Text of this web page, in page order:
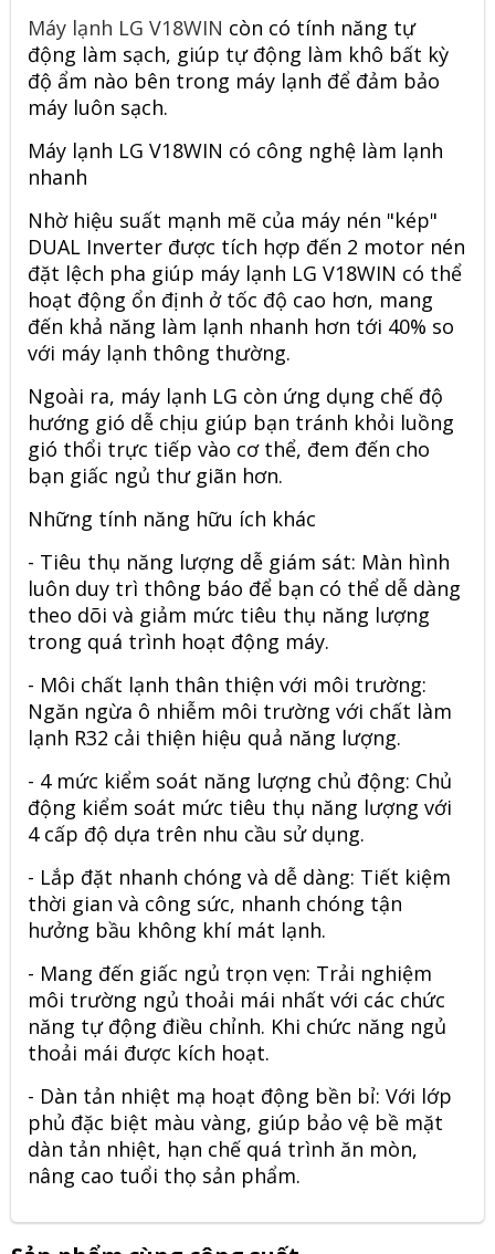
Máy lạnh LG V18WIN còn có tính năng tự
động làm sạch, giúp tự động làm khô bất kỳ
độ ẩm nào bên trong máy lạnh để đảm bảo
máy luôn sạch.
Máy lạnh LG V18WIN có công nghệ làm lạnh
nhanh
Nhờ hiệu suất mạnh mẽ của máy nén "kép"
DUAL Inverter được tích hợp đến 2 motor nén
đặt lệch pha giúp máy lạnh LG V18WIN có thể
hoạt động ổn định ở tốc độ cao hơn, mang
đến khả năng làm lạnh nhanh hơn tới 40% so
với máy lạnh thông thường.
Ngoài ra, máy lạnh LG còn ứng dụng chế độ
hướng gió dễ chịu giúp bạn tránh khỏi luồng
gió thổi trực tiếp vào cơ thể, đem đến cho
bạn giấc ngủ thư giãn hơn.
Những tính năng hữu ích khác
- Tiêu thụ năng lượng dễ giám sát: Màn hình
luôn duy trì thông báo để bạn có thể dễ dàng
theo dõi và giảm mức tiêu thụ năng lượng
trong quá trình hoạt động máy.
- Môi chất lạnh thân thiện với môi trường:
Ngăn ngừa ô nhiễm môi trường với chất làm
lạnh R32 cải thiện hiệu quả năng lượng.
- 4 mức kiểm soát năng lượng chủ động: Chủ
động kiểm soát mức tiêu thụ năng lượng với
4 cấp độ dựa trên nhu cầu sử dụng.
- Lắp đặt nhanh chóng và dễ dàng: Tiết kiệm
thời gian và công sức, nhanh chóng tận
hưởng bầu không khí mát lạnh.
- Mang đến giấc ngủ trọn vẹn: Trải nghiệm
môi trường ngủ thoải mái nhất với các chức
năng tự động điều chỉnh. Khi chức năng ngủ
thoải mái được kích hoạt.
- Dàn tản nhiệt mạ hoạt động bền bỉ: Với lớp
phủ đặc biệt màu vàng, giúp bảo vệ bề mặt
dàn tản nhiệt, hạn chế quá trình ăn mòn,
nâng cao tuổi thọ sản phẩm.